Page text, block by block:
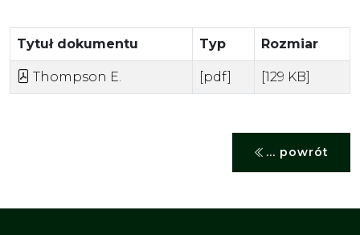
Tytuł dokumentu Typ Rozmiar
Thompson E. [pdf] [129 KB]
... powrót